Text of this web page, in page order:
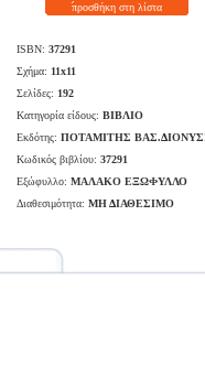
προσθήκη στη λίστα
ISBN: 37291
Σχήμα: 11x11
Σελίδες: 192
Κατηγορία είδους: ΒΙΒΛΙΟ
Εκδότης: ΠΟΤΑΜΙΤΗΣ
Κωδικός βιβλίου: 37291
Εξώφυλλο: ΜΑΛΑΚΟ ΕΞΩΦΥΛΛΟ
Διαθεσιμότητα: ΜΗ ΔΙΑΘΕΣΙΜΟ